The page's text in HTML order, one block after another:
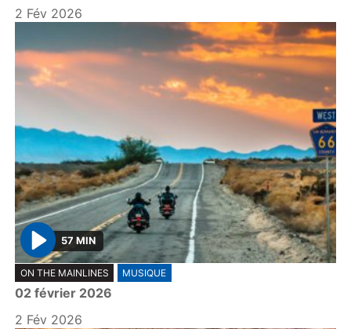
y
2 Fév 2026
P
l
a
y
57 MIN
ON THE MAINLINES MUSIQUE
02 février 2026
2 Fév 2026